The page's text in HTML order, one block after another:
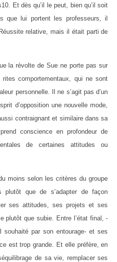
Et dès qu’il le peut, bien qu’il soit
que lui portent les professeurs, il
relative, mais il était parti de
la révolte de Sue ne porte pas sur
rites comportementaux, qui ne sont
personnelle. Il ne s’agit pas d’un
d’opposition une nouvelle mode,
contraignant et similaire dans sa
conscience en profondeur de
de certaines attitudes ou
moins selon les critères du groupe
que de s’adapter de façon
ses attitudes, ses projets et ses
plutôt que subie. Entre l’état final, -
par son entourage- et ses
est trop grande. Et elle préfère, en
de sa vie, remplacer ses